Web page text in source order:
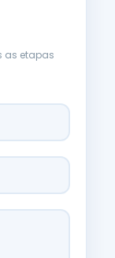
as etapas